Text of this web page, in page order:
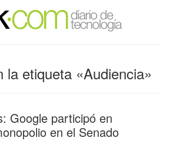
la etiqueta «Audiencia»
Google participó en
en el Senado